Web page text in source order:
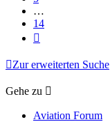
…
14
Zur erweiterten Suche
Gehe zu
Aviation Forum